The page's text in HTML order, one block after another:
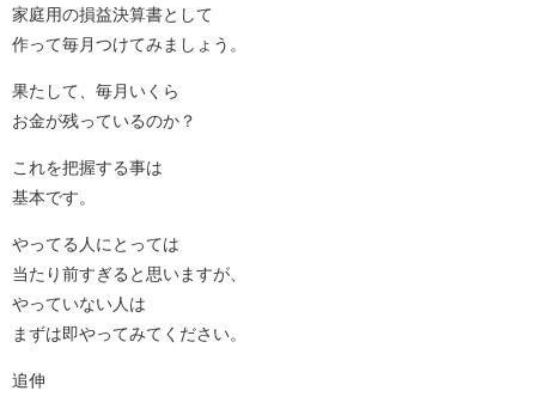
家庭用の損益決算書として
作って毎月つけてみましょう。
果たして、毎月いくら
お金が残っているのか？
これを把握する事は
基本です。
やってる人にとっては
当たり前すぎると思いますが、
やっていない人は
まずは即やってみてください。
追伸